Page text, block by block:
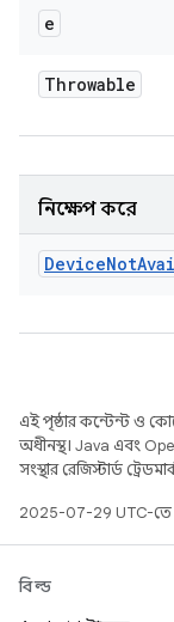
e
Throwable
নিক্ষেপ করে
DeviceNot
এই পৃষ্ঠার কন্টেন্ট ও
অধীনস্থ। Java এবং
সংস্থার রেজিস্টার্ড
2025-07-29 UTC-তে
বিল্ড